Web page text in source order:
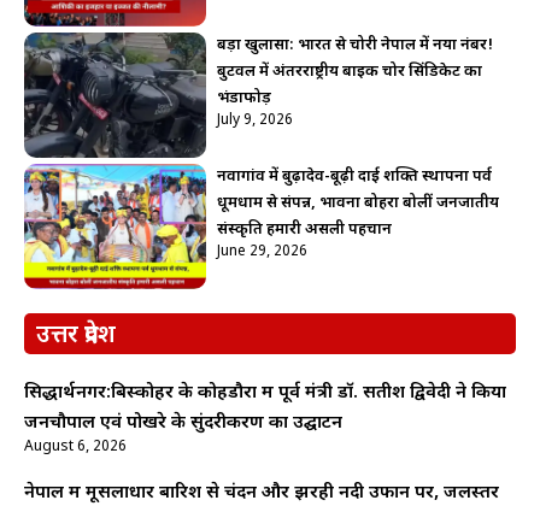
बड़ा खुलासा: भारत से चोरी नेपाल में नया नंबर!
बुटवल में अंतरराष्ट्रीय बाइक चोर सिंडिकेट का
भंडाफोड़
July 9, 2026
नवागांव में बुढ़ादेव-बूढ़ी दाई शक्ति स्थापना पर्व
धूमधाम से संपन्न, भावना बोहरा बोलीं जनजातीय
संस्कृति हमारी असली पहचान
June 29, 2026
उत्तर प्रदेश
सिद्धार्थनगर:बिस्कोहर के कोहडौरा में पूर्व मंत्री डॉ. सतीश द्विवेदी ने किया
जनचौपाल एवं पोखरे के सुंदरीकरण का उद्घाटन
August 6, 2026
नेपाल में मूसलाधार बारिश से चंदन और झरही नदी उफान पर, जलस्तर